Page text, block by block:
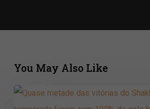
You May Also Like
Quase